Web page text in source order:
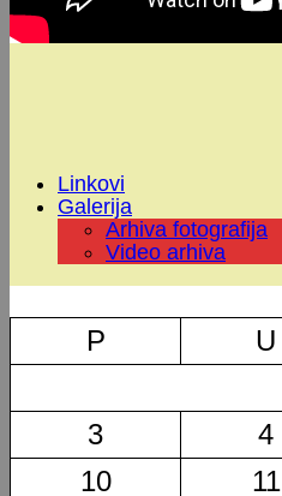
Linkovi
Galerija
Arhiva fotografija
Video arhiva
P
U
3 4
10
11